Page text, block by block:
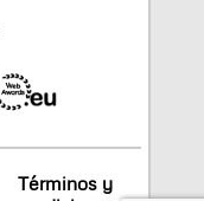
Términos y